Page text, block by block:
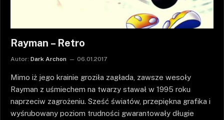
Rayman – Retro
Autor: Dark Archon 06.01.2017
Mimo iż jego krainie groziła zagłada, zawsze wesoły
Rayman z uśmiechem na twarzy stawał w 1995 roku
naprzeciw zagrożeniu. Sześć światów, przepiękna grafika i
wyśrubowany poziom trudności gwarantowały długie